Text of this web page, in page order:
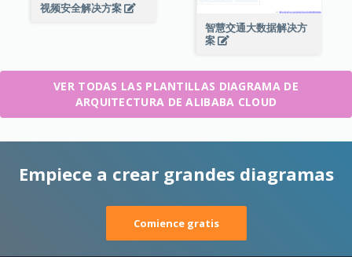
智慧交通大数据解决方
案
视频安全解决方案
VER TODAS LAS PLANTILLAS DIAGRAMA DE
ARQUITECTURA DE ALIBABA CLOUD
Empiece a crear grandes diagramas
Comience gratis